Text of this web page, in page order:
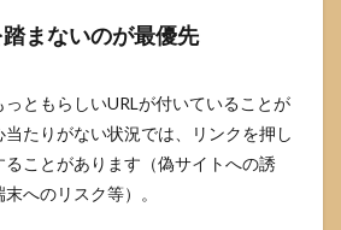
まないのが最優先
ともらしいURLが付いていることが
たりがない状況では、リンクを押し
ことがあります（偽サイトへの誘
へのリスク等）。